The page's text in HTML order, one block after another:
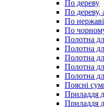
По дереву
По дереву,
По
По
Полотна
Полотна
Полотна
Полотна
Полотна
Поясні
Приладдя
Приладдя